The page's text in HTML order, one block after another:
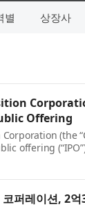
별 상장사
Offering
(the
offering
of
퍼레이션, 2